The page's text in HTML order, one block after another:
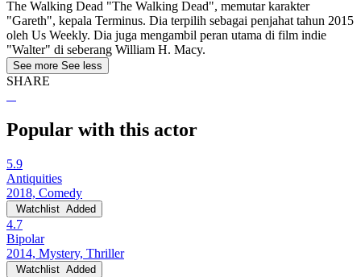
The Walking Dead "The Walking Dead", memutar karakter
"Gareth", kepala Terminus. Dia terpilih sebagai penjahat tahun 2015
oleh Us Weekly. Dia juga mengambil peran utama di film indie
"Walter" di seberang William H. Macy.
See more See less
SHARE
Popular with this actor
5.9
Antiquities
2018, Comedy
Watchlist Added
4.7
Bipolar
2014, Mystery, Thriller
Watchlist Added